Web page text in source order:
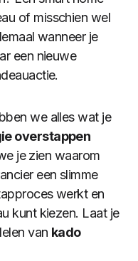
of misschien wel
wanneer je
een nieuwe
we alles wat je
overstappen
je zien waarom
een slimme
werkt en
kunt kiezen. Laat je
van kado